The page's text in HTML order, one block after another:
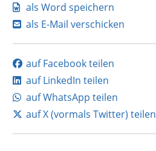
als Word speichern
als E-Mail verschicken
auf Facebook teilen
auf LinkedIn teilen
auf WhatsApp teilen
auf X (vormals Twitter) teilen